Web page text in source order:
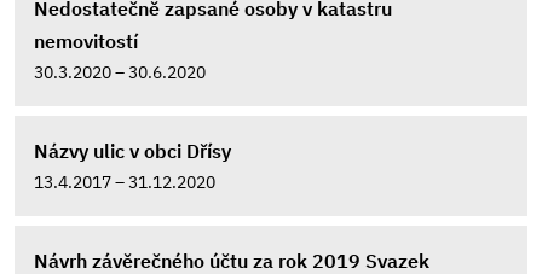
Nedostatečně zapsané osoby v katastru
nemovitostí
30.3.2020 – 30.6.2020
Názvy ulic v obci Dřísy
13.4.2017 – 31.12.2020
Návrh závěrečného účtu za rok 2019 Svazek